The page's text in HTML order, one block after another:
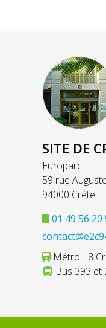
SITE DE
Europarc
59 rue
94000 Créteil
01 49 56 20
Métro L8
Bus 393 et